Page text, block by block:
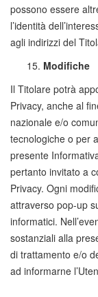
possono essere
l’identità
agli indirizzi del
15. Modifiche
Il Titolare potrà
Privacy, anche al
nazionale e/o
tecnologiche o per
presente
pertanto invitato a
Privacy. Ogni
attraverso pop-up
informatici.
sostanziali alla
di trattamento e/o
ad informarne